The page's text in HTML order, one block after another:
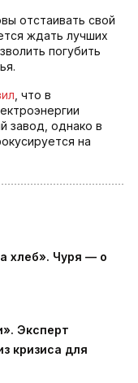
отстаивать свой
ждать лучших
погубить
, что в
завод, однако в
на
хлеб». Чуря — о
Эксперт
кризиса для